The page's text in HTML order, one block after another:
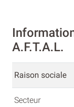
A.F.T.A.L.
Raison sociale
Secteur